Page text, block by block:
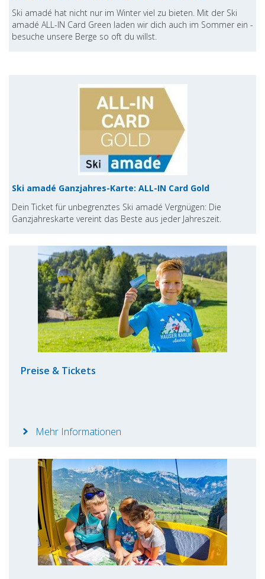
Ski amadé hat nicht nur im Winter viel zu bieten. Mit der Ski
amadé ALL-IN Card Green laden wir dich auch im Sommer ein -
besuche unsere Berge so oft du willst.
Ski amadé Ganzjahres-Karte: ALL-IN Card Gold
Dein Ticket für unbegrenztes Ski amadé Vergnügen: Die
Ganzjahreskarte vereint das Beste aus jeder Jahreszeit.
Preise & Tickets
Mehr Informationen